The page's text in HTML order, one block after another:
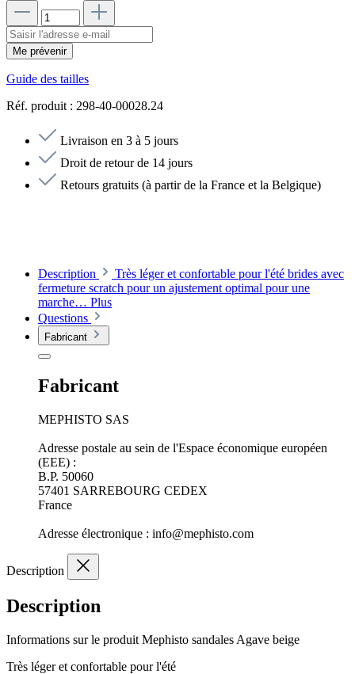
Me prévenir
Guide des tailles
Réf. produit : 298-40-00028.24
Livraison en 3 à 5 jours
Droit de retour de 14 jours
Retours gratuits (à partir de la France et la Belgique)
Description
Très léger et confortable pour l'été brides avec
fermeture scratch pour un ajustement optimal pour une
marche… Plus
Questions
Fabricant
Fabricant
MEPHISTO SAS
Adresse postale au sein de l'Espace économique européen
(EEE) :
B.P. 50060
57401 SARREBOURG CEDEX
France
Adresse électronique : info@mephisto.com
Description
Description
Informations sur le produit Mephisto sandales Agave beige
Très léger et confortable pour l'été